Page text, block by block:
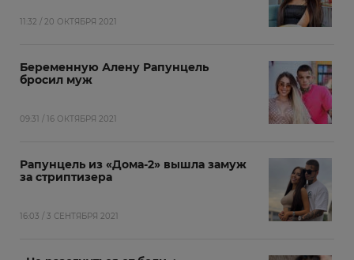
11:32 / 20 ОКТЯБРЯ 2021
Беременную Алену Рапунцель
бросил муж
09:31 / 16 ОКТЯБРЯ 2021
Рапунцель из «Дома-2» вышла замуж
за стриптизера
16:03 / 3 СЕНТЯБРЯ 2021